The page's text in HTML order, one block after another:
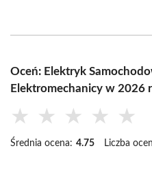
Oceń: Elektryk
Elektromechanicy w 2026
★ ★ ★ ★ ★
Średnia ocena: 4.75 Liczba